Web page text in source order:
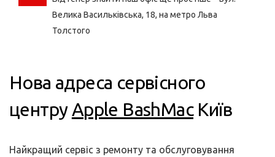
Велика Васильківська, 18, на метро Льва
Толстого
Нова адреса сервісного
центруApple BashMacКиїв
Найкращий сервіс з ремонту та обслуговування